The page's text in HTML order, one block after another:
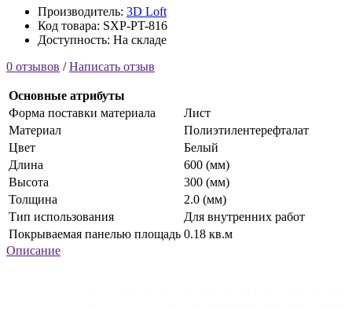
Производитель: 3D Loft
Код товара: SXP-PT-816
Доступность: На складе
0 отзывов /Написать отзыв
Основные атрибуты
Форма поставки материала
Лист
Материал
Полиэтилентерефталат
Цвет
Белый
Длина
600 (мм)
Высота
300 (мм)
Толщина
2.0 (мм)
Тип использования
Для внутренних работ
Покрываемая панелью площадь 0.18 кв.м
Описание